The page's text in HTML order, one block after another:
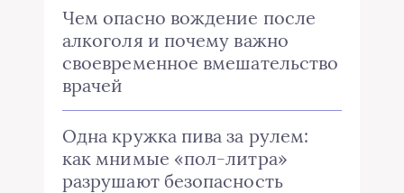
Чем опасно вождение после
алкоголя и почему важно
своевременное вмешательство
врачей
Одна кружка пива за рулем:
как мнимые «пол-литра»
разрушают безопасность